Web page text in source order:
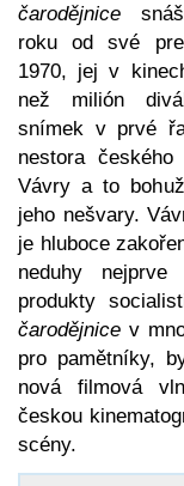
čarodějnice
roku od své
1970, jej v
než milión
snímek v prvé
nestora
Vávry a to
jeho nešvary.
je hluboce
neduhy
produkty
čarodějnice v
pro pamětníky,
nová filmová
českou
scény.